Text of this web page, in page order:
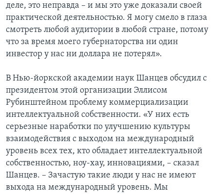
деле, это неправда – и мы это уже доказали своей
практической деятельностью. Я могу смело в глаза
смотреть любой аудитории в любой стране, потому
что за время моего губернаторства ни один
инвестор у нас ни доллара не потерял».
В Нью-йоркской академии наук Шанцев обсудил с
президентом этой организации Эллисом
Рубинштейном проблему коммерциализации
интеллектуальной собственности. «У них есть
серьезные наработки по улучшению культуры
взаимодействия с выходом на международный
уровень всех тех, кто обладает интеллектуальной
собственностью, ноу-хау, инновациями, – сказал
Шанцев. – Зачастую такие люди у нас не имеют
выхода на международный уровень. Мы